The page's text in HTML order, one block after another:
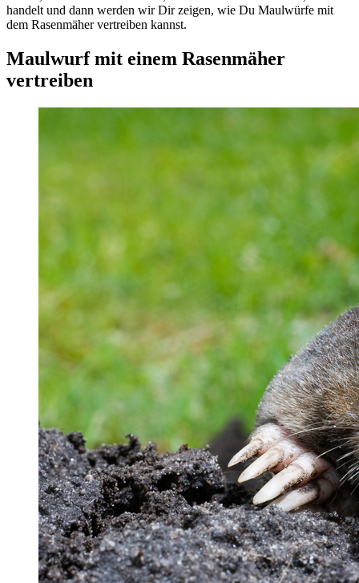
handelt und dann werden wir Dir zeigen, wie Du Maulwürfe mit
dem Rasenmäher vertreiben kannst.
Maulwurf mit einem Rasenmäher
vertreiben